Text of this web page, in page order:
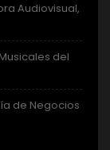
Audiovisual,
del
de Negocios